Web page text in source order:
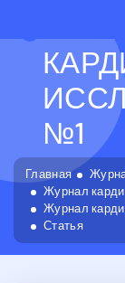
№1
Главная
Журнал
Журнал
Статья